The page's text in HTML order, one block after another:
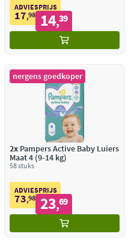
ADVIESPRIJS
17,98 14,39
nergens goedkoper
2xPampers Active Baby Luiers
Maat 4 (9-14 kg)
58 stuks
ADVIESPRIJS
73,98 23,69